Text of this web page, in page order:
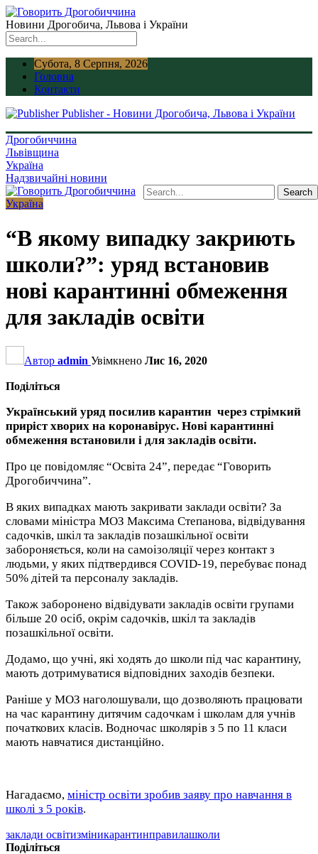
Новини Дрогобича, Львова і України
Субота, 8 Серпня, 2026
Головна
Контакти
Publisher - Новини Дрогобича, Львова і України
Дрогобиччина
Львівщина
Україна
Надзвичайні новини
Україна
“В якому випадку закриють
школи?”: уряд встановив
нові карантинні обмеження
для закладів освіти
Автор admin Увімкнено Лис 16, 2020
Поділіться
Український уряд посилив карантин через стрімкий
приріст хворих на коронавірус. Нові карантинні
обмеження встановили і для закладів освіти.
Про це повідомляє “Освіта 24”, передає “Говорить
Дрогобиччина”.
В яких випадках мають закривати заклади освіти? За
словами міністра МОЗ Максима Степанова, відвідування
садочків, шкіл та закладів позашкільної освіти
забороняється, коли на самоізоляції через контакт з
людьми, у яких підтвердився COVID-19, перебуває понад
50% дітей та персоналу закладів.
Також заборонено відвідувати закладів освіти групами
більше 20 осіб, окрім садочків, шкіл та закладів
позашкільної освіти.
Додамо, що учні, які ходять до школи під час карантину,
мають дотримуватися відповідних заходів безпеки.
Раніше у МОЗ наголошували, що дозволяють працювати
на час карантину дитячим садочкам і школам для учнів
початкових класів. Водночас школярів з 5 по 11 класи
мають навчатися дистанційно.
Нагадаємо, міністр освіти зробив заяву про навчання в
школі з 5 років.
заклади освітизміникарантинправилашколи
Поділіться